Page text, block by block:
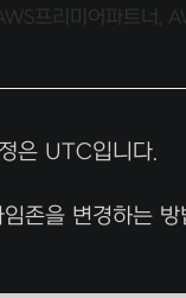
프리미어파트너,
은 UTC입니다.
존을 변경하는